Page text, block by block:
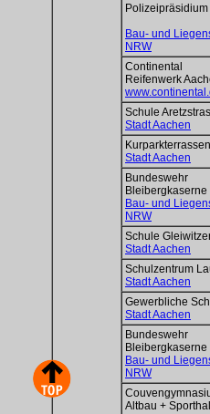
Polizeipräsidium
Bau- und
NRW
Continental
Reifenwerk
Schule
Stadt Aachen
Kurparkterrassen
Stadt Aachen
Bundeswehr
Bleibergkaserne
Bau- und
NRW
Schule
Stadt Aachen
Schulzentrum
Stadt Aachen
Gewerbliche
Stadt Aachen
Bundeswehr
Bleibergkaserne
Bau- und
NRW
Altbau +